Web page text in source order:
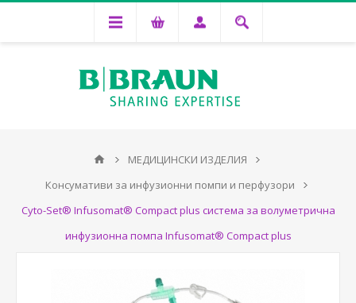
МЕДИЦИНСКИ ИЗДЕЛИЯ
Консумативи за инфузионни помпи и перфузори
Cyto-Set® Infusomat® Compact plus система за волуметрична
инфузионна помпа Infusomat® Compact plus